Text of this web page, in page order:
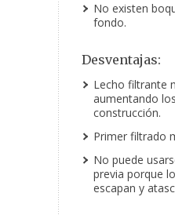
No existen
fondo.
Desventajas:
Lecho filtrante
aumentando
construcción.
Primer filtrado
No puede
previa porque
escapan y